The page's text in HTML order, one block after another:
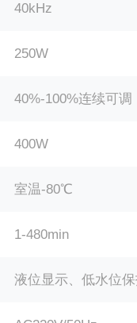
40kHz
250W
40%-100%连续可调
400W
室温-80℃
1-480min
液位显示、低水位